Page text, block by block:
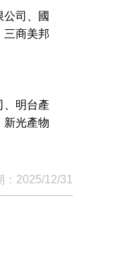
公司、國
三商美邦
、明台產
新光產物
2025/12/31